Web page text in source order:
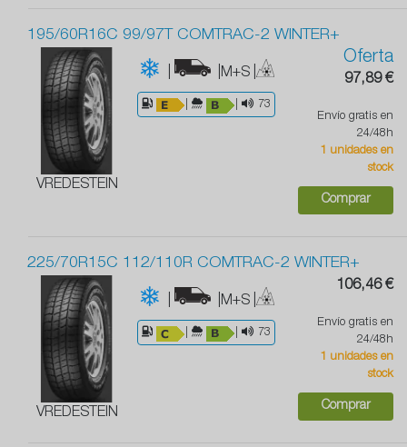
195/60R16C 99/97T COMTRAC-2 WINTER+
VREDESTEIN
| |M+S |
73
Oferta
97,89 €
Envío gratis en
24/48h
1 unidades en
stock
Comprar
225/70R15C 112/110R COMTRAC-2 WINTER+
VREDESTEIN
| |M+S |
73
106,46 €
Envío gratis en
24/48h
1 unidades en
stock
Comprar